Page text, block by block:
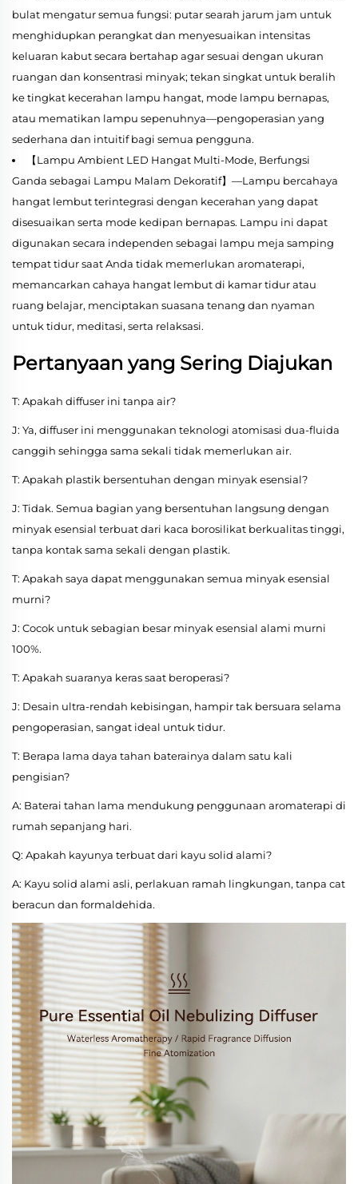
bulat mengatur semua fungsi: putar searah jarum jam untuk
menghidupkan perangkat dan menyesuaikan intensitas
keluaran kabut secara bertahap agar sesuai dengan ukuran
ruangan dan konsentrasi minyak; tekan singkat untuk beralih
ke tingkat kecerahan lampu hangat, mode lampu bernapas,
atau mematikan lampu sepenuhnya—pengoperasian yang
sederhana dan intuitif bagi semua pengguna.
【Lampu Ambient LED Hangat Multi-Mode, Berfungsi
Ganda sebagai Lampu Malam Dekoratif】—Lampu bercahaya
hangat lembut terintegrasi dengan kecerahan yang dapat
disesuaikan serta mode kedipan bernapas. Lampu ini dapat
digunakan secara independen sebagai lampu meja samping
tempat tidur saat Anda tidak memerlukan aromaterapi,
memancarkan cahaya hangat lembut di kamar tidur atau
ruang belajar, menciptakan suasana tenang dan nyaman
untuk tidur, meditasi, serta relaksasi.
Pertanyaan yang Sering Diajukan
T: Apakah diffuser ini tanpa air?
J: Ya, diffuser ini menggunakan teknologi atomisasi dua-fluida
canggih sehingga sama sekali tidak memerlukan air.
T: Apakah plastik bersentuhan dengan minyak esensial?
J: Tidak. Semua bagian yang bersentuhan langsung dengan
minyak esensial terbuat dari kaca borosilikat berkualitas tinggi,
tanpa kontak sama sekali dengan plastik.
T: Apakah saya dapat menggunakan semua minyak esensial
murni?
J: Cocok untuk sebagian besar minyak esensial alami murni
100%.
T: Apakah suaranya keras saat beroperasi?
J: Desain ultra-rendah kebisingan, hampir tak bersuara selama
pengoperasian, sangat ideal untuk tidur.
T: Berapa lama daya tahan baterainya dalam satu kali
pengisian?
A: Baterai tahan lama mendukung penggunaan aromaterapi di
rumah sepanjang hari.
Q: Apakah kayunya terbuat dari kayu solid alami?
A: Kayu solid alami asli, perlakuan ramah lingkungan, tanpa cat
beracun dan formaldehida.